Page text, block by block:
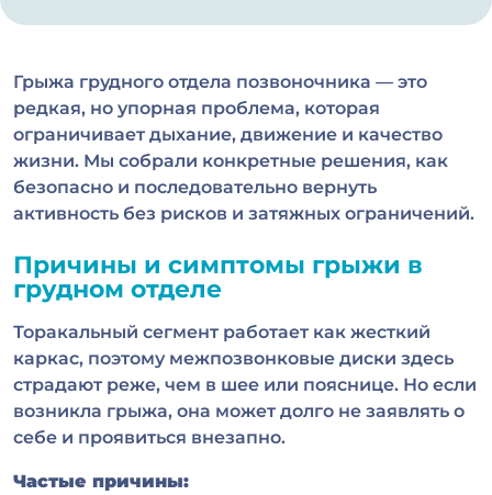
Грыжа грудного отдела позвоночника — это
редкая, но упорная проблема, которая
ограничивает дыхание, движение и качество
жизни. Мы собрали конкретные решения, как
безопасно и последовательно вернуть
активность без рисков и затяжных ограничений.
Причины и симптомы грыжи в
грудном отделе
Торакальный сегмент работает как жесткий
каркас, поэтому межпозвонковые диски здесь
страдают реже, чем в шее или пояснице. Но если
возникла грыжа, она может долго не заявлять о
себе и проявиться внезапно.
Частые причины: